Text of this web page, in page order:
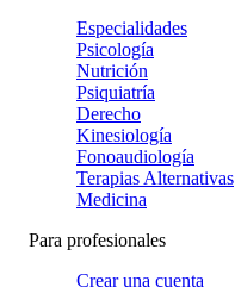
Especialidades
Psicología
Nutrición
Psiquiatría
Derecho
Kinesiología
Fonoaudiología
Terapias Alternativas
Medicina
Para profesionales
Crear una cuenta